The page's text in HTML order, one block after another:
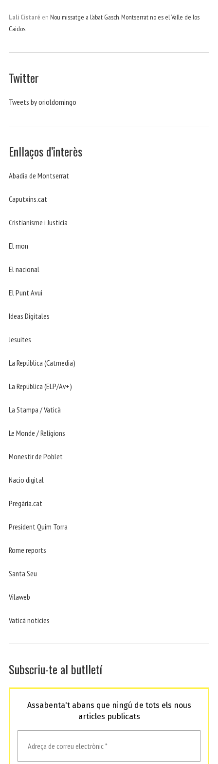
Lali Cistaré en Nou missatge a l’abat Gasch. Montserrat no es el Valle de los
Caidos
Twitter
Tweets by orioldomingo
Enllaços d’interès
Abadia de Montserrat
Caputxins.cat
Cristianisme i Justicia
El mon
El nacional
El Punt Avui
Ideas Digitales
Jesuites
La República (Catmedia)
La República (ELP/Av+)
La Stampa / Vaticà
Le Monde / Religions
Monestir de Poblet
Nacio digital
Pregària.cat
President Quim Torra
Rome reports
Santa Seu
Vilaweb
Vaticá noticies
Subscriu-te al butlletí
Assabenta't abans que ningú de tots els nous
articles publicats